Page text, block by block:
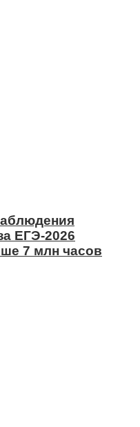
ЕГЭ-2026
7 млн часов